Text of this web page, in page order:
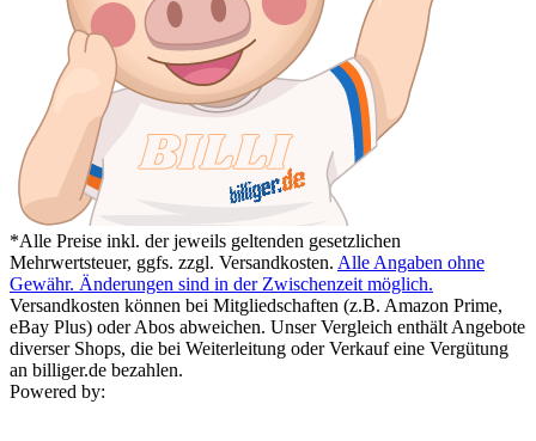
*Alle Preise inkl. der jeweils geltenden gesetzlichen
Mehrwertsteuer, ggfs. zzgl. Versandkosten. Alle Angaben ohne
Gewähr. Änderungen sind in der Zwischenzeit möglich.
Versandkosten können bei Mitgliedschaften (z.B. Amazon Prime,
eBay Plus) oder Abos abweichen. Unser Vergleich enthält Angebote
diverser Shops, die bei Weiterleitung oder Verkauf eine Vergütung
an billiger.de bezahlen.
Powered by: